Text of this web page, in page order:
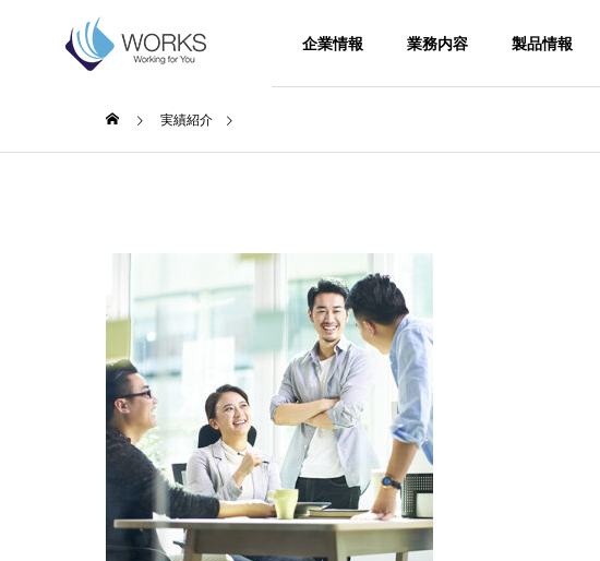
企業情報 業務内容 製品情報
実績紹介